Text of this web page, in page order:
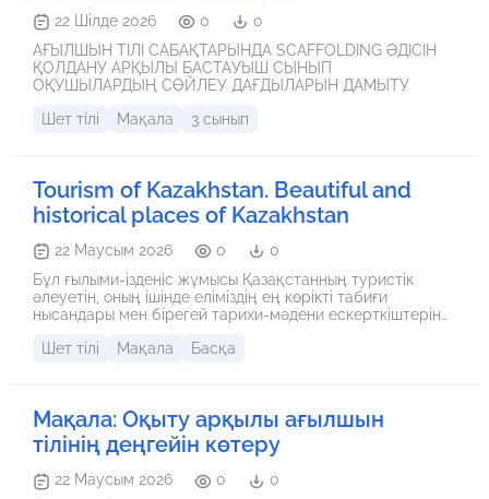
22 Шілде 2026 0
0
АҒЫЛШЫН ТІЛІ САБАҚТАРЫНДА SCAFFOLDING ӘДІСІН
ҚОЛДАНУ АРҚЫЛЫ БАСТАУЫШ СЫНЫП
ОҚУШЫЛАРДЫҢ СӨЙЛЕУ ДАҒДЫЛАРЫН ДАМЫТУ
Шет тілі
Мақала 3 сынып
Tourism of Kazakhstan. Beautiful and
historical places of Kazakhstan
22 Маусым 2026 0
0
Бұл ғылыми-ізденіс жұмысы Қазақстанның туристік
әлеуетін, оның ішінде еліміздің ең көрікті табиғи
нысандары мен бірегей тарихи-мәдени ескерткіштерін
шатқалы, Бұрабай, Қоянды көлі сияқты табиғат
Шет тілі Мақала Басқа
Мақала: Оқыту арқылы ағылшын
тілінің деңгейін көтеру
22 Маусым 2026 0
0